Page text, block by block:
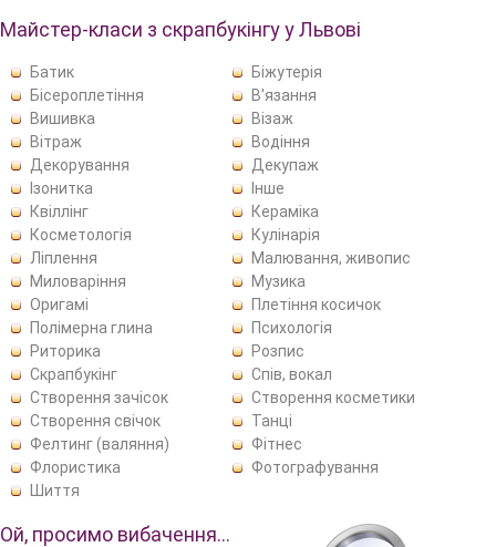
Майстер-класи з скрапбукінгу у Львові
Батик
Біжутерія
Бісероплетіння
В'язання
Вишивка
Візаж
Вітраж
Водіння
Декорування
Декупаж
Ізонитка
Інше
Квіллінг
Кераміка
Косметологія
Кулінарія
Ліплення
Малювання, живопис
Миловаріння
Музика
Оригамі
Плетіння косичок
Полімерна глина
Психологія
Риторика
Розпис
Скрапбукінг
Спів, вокал
Створення зачісок
Створення косметики
Створення свічок
Танці
Фелтинг (валяння)
Фітнес
Флористика
Фотографування
Шиття
Ой, просимо вибачення…